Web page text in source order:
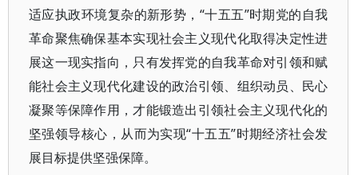
适应执政环境复杂的新形势，“十五五”时期党的自我
革命聚焦确保基本实现社会主义现代化取得决定性进
展这一现实指向，只有发挥党的自我革命对引领和赋
能社会主义现代化建设的政治引领、组织动员、民心
凝聚等保障作用，才能锻造出引领社会主义现代化的
坚强领导核心，从而为实现“十五五”时期经济社会发
展目标提供坚强保障。